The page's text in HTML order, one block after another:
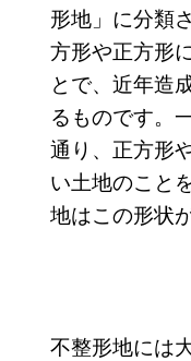
形地」に分類
方形や正方形
とで、近年造
るものです。
通り、正方形
い土地のこと
地はこの形状
不整形地には